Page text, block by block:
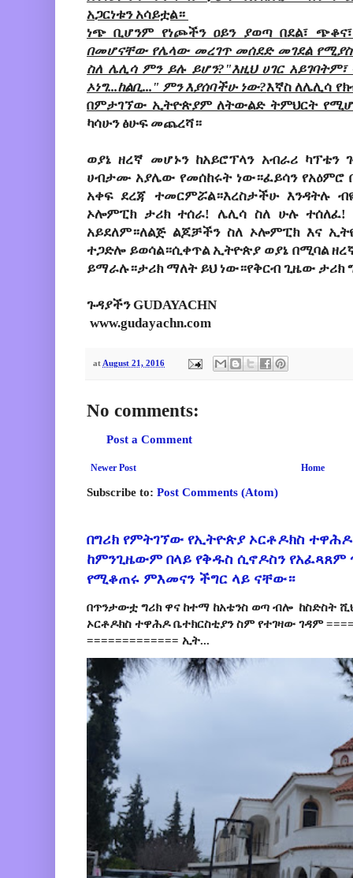
አጋርነቱን አሳይቷል።
ነጭ ቢሆንም የነጮችን ዐይን ያወጣ በደል፣ ጭቆና፣
በመሆናቸው የሌላው መረገጥ መሰደድ መገደል
ስለ ሌሊሳ ምን ይሉ ይሆን?"እዚህ ሀገር
ኦነግ...ከልቢ..." ምን እያሰባችሁ ነው?እኛስ ለሌሊሳ
በምታገኘው ኢትዮጵያም ለትውልድ ትምህርት
ካሳሁን ፅሁፍ መጨረሻ።
ወያኔ ዘረኛ መሆኑን ከአይሮፕላን አብራሪ ካፕቴን
ሀብታሙ አያሌው የመሰከሩት ነው።ፈይሳን
አቀፍ ደረጃ ተመርምሯል።እረስታችሁ እንዳትሉ
ኦሎምፒክ ታሪክ ተሰራ! ሌሊሳ ስለ ሁሉ
አይደለም።ለልጅ ልጆቻችን ስለ ኦሎምፒክ እና
ተጋድሎ ይወሳል።ሲቀጥል ኢትዮጵያ ወያኔ በሚባል
ይማራሉ።ታሪክ ማለት ይህ ነው።የቅርብ ጊዜው ታሪክ
ጉዳያችን GUDAYACHN
www.gudayachn.com
at August 21, 2016
No comments:
Post a Comment
Newer Post Home
Subscribe to: Post Comments (Atom)
በግሪክ የምትገኘው የኢትዮጵያ ኦርቶዶክስ
ከምንጊዜውም በላይ የቅዱስ ሲኖዶስን የአፈጻጸም
የሚቆጠሩ ምእመናን ችግር ላይ ናቸው።
በጥንታውቷ ግሪክ ዋና ከተማ ከአቴንስ ወጣ ብሎ ከስድስት
ኦርቶዶክስ ተዋሕዶ ቤተክርስቲያን ስም የተገዛው ገዳም
============= ኢት...